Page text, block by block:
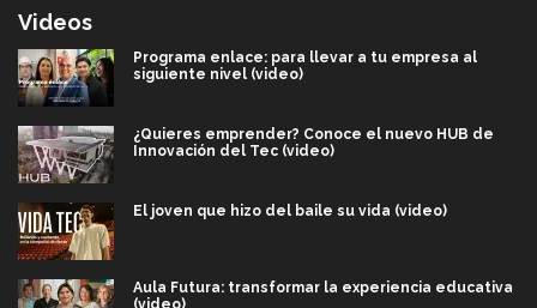
Videos
Programa enlace: para llevar a tu empresa al
siguiente nivel (video)
¿Quieres emprender? Conoce el nuevo HUB de
Innovación del Tec (video)
El joven que hizo del baile su vida (video)
Aula Futura: transformar la experiencia educativa
(video)